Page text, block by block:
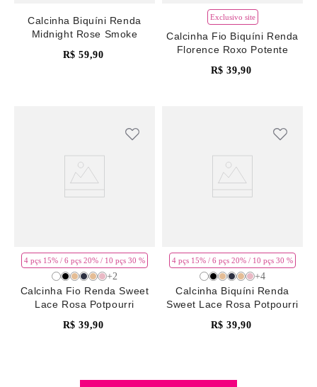
Calcinha Biquíni Renda
Midnight Rose Smoke
R$ 59,90
Exclusivo site
Calcinha Fio Biquíni Renda
Florence Roxo Potente
R$ 39,90
4 pçs 15% / 6 pçs 20% / 10 pçs 30 %
Calcinha Fio Renda Sweet
Lace Rosa Potpourri
R$ 39,90
+2
4 pçs 15% / 6 pçs 20% / 10 pçs 30 %
Calcinha Biquíni Renda
Sweet Lace Rosa Potpourri
R$ 39,90
+4